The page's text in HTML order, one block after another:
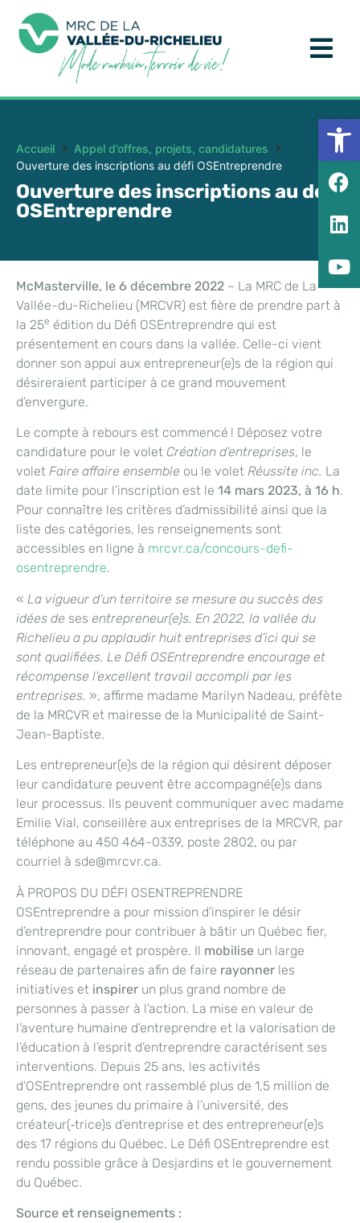
Accueil
Appel d’offres, projets, candidatures
Ouverture des inscriptions au défi OSEntreprendre
Ouverture des inscriptions au défi
OSEntreprendre
McMasterville, le 6 décembre 2022 – La MRC de La
Vallée-du-Richelieu (MRCVR) est fière de prendre part à
la 25e édition du Défi OSEntreprendre qui est
présentement en cours dans la vallée. Celle-ci vient
donner son appui aux entrepreneur(e)s de la région qui
désireraient participer à ce grand mouvement
d’envergure.
Le compte à rebours est commencé ! Déposez votre
candidature pour le volet Création d’entreprises, le
volet Faire affaire ensemble ou le volet Réussite inc. La
date limite pour l’inscription est le 14 mars 2023, à 16 h.
Pour connaître les critères d’admissibilité ainsi que la
liste des catégories, les renseignements sont
accessibles en ligne à mrcvr.ca/concours-defi-
osentreprendre.
« La vigueur d’un territoire se mesure au succès des
idées de ses entrepreneur(e)s. En 2022, la vallée du
Richelieu a pu applaudir huit entreprises d’ici qui se
sont qualifiées. Le Défi OSEntreprendre encourage et
récompense l’excellent travail accompli par les
entreprises. », affirme madame Marilyn Nadeau, préfète
de la MRCVR et mairesse de la Municipalité de Saint-
Jean-Baptiste.
Les entrepreneur(e)s de la région qui désirent déposer
leur candidature peuvent être accompagné(e)s dans
leur processus. Ils peuvent communiquer avec madame
Emilie Vial, conseillère aux entreprises de la MRCVR, par
téléphone au 450 464-0339, poste 2802, ou par
courriel à sde@mrcvr.ca.
À PROPOS DU DÉFI OSENTREPRENDRE
OSEntreprendre a pour mission d’inspirer le désir
d’entreprendre pour contribuer à bâtir un Québec fier,
innovant, engagé et prospère. Il mobilise un large
réseau de partenaires afin de faire rayonner les
initiatives et inspirer un plus grand nombre de
personnes à passer à l’action. La mise en valeur de
l’aventure humaine d’entreprendre et la valorisation de
l’éducation à l’esprit d’entreprendre caractérisent ses
interventions. Depuis 25 ans, les activités
d’OSEntreprendre ont rassemblé plus de 1,5 million de
gens, des jeunes du primaire à l’université, des
créateur(‑trice)s d’entreprise et des entrepreneur(e)s
des 17 régions du Québec. Le Défi OSEntreprendre est
rendu possible grâce à Desjardins et le gouvernement
du Québec.
Source et renseignements :